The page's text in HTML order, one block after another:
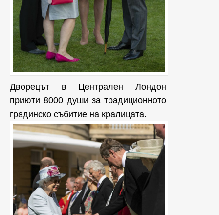
Дворецът в Централен Лондон
приюти 8000 души за традиционното
градинско събитие на кралицата.